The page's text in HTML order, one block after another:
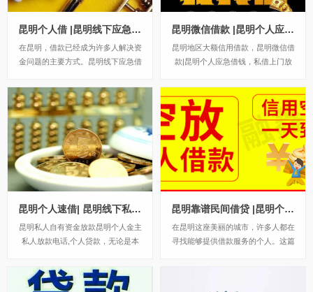
昆明个人借 |昆明线下应急借钱 私人放款 当天快速拿钱
在昆明，借款已经成为许多人解决资
金问题的主要方式。昆明线下应急借
企业经营需要资金支持，借款都是一
个可行的选择。本文将详细介绍昆明
各种借款方式，帮助您了解如何选择
最适合您的借款方式。昆明本地应急
借钱私人借款，...
昆明微信借款 |昆明个人应急借钱 24小时快速借款当天拿钱
昆明地区大额信用借款，昆明微信借
款|昆明个人应急借钱，私借上门放
围：各个区域均可办理私借，押车，
各种车抵押，当天放款，欢迎咨询！
——私借短期应急借款，30分钟下
款，额度1–600万，无抵押免担保，
不看征信，...
昆明个人速借| 昆明线下私人借款 个人应急借钱当天24小时下款
昆明私人自有资金放款昆明个人金主
私人放款电话,个人贷款，无论是本
产都能够办理，额度3000-50000，
手续非常的简单，可以直接上门放
昆明靠谱民间借贷 |昆明个人应急私借 无需抵押当天拿钱
在昆明这座美丽的城市，许多人都在
寻找能够提供借款服务的个人。这篇